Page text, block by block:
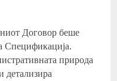
Договор беше
Спецификација.
природа
детализира